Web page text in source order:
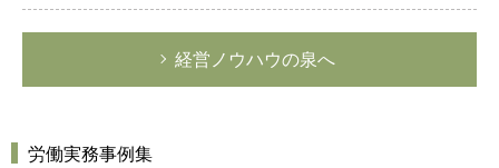
経営ノウハウの泉へ
労働実務事例集